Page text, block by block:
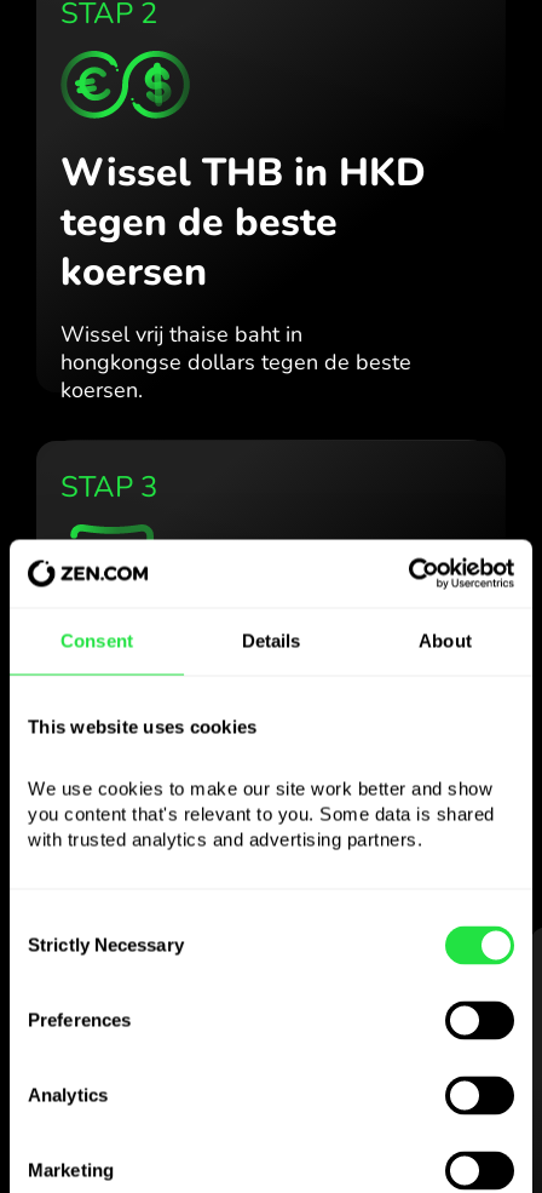
Consent Details About
This website uses cookies
We use cookies to make our site work better and show
you content that's relevant to you. Some data is shared
with trusted analytics and advertising partners.
Selection
Strictly Necessary
Preferences
Analytics
Marketing
STAP 2
Wissel THB in HKD
tegen de beste
koersen
Wissel vrij thaise baht in
hongkongse dollars tegen de beste
koersen.
STAP 3
Gebruik de gekozen
valuta
zoals je wilt
Stuur geld naar het buitenland,
neem op bij geldautomaten zonder
commissie, betaal met de multi-
ZEN.COM-app gratis